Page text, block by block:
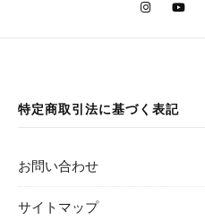
特定商取引法に基づく表記
お問い合わせ
サイトマップ